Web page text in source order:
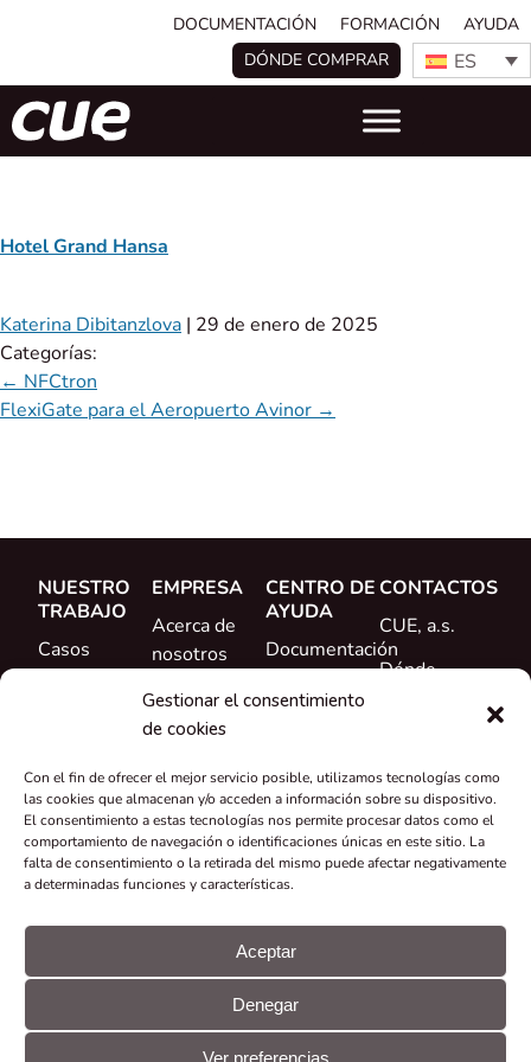
Gestionar el consentimiento
de cookies
Con el fin de ofrecer el mejor servicio posible, utilizamos tecnologías como
las cookies que almacenan y/o acceden a información sobre su dispositivo.
El consentimiento a estas tecnologías nos permite procesar datos como el
comportamiento de navegación o identificaciones únicas en este sitio. La
falta de consentimiento o la retirada del mismo puede afectar negativamente
a determinadas funciones y características.
Aceptar
Denegar
Ver preferencias
DOCUMENTACIÓN FORMACIÓN
AYUDA
DÓNDE COMPRAR
ES
Hotel Grand Hansa
Katerina Dibitanzlova | 29 de enero de 2025
Categorías:
← NFCtron
FlexiGate para el Aeropuerto Avinor →
NUESTRO
TRABAJO
Casos
Novedades
EMPRESA
Acerca de
nosotros
Conoce al
equipo
Carrera
profesional
Certificados y
declaraciones
Subvenciones
y proyectos
CENTRO DE
AYUDA
Documentación
Formación
CONTACTOS
CUE, a.s.
Dónde
© CUE, a.s.
Todos los
PreferenciasDeclaración